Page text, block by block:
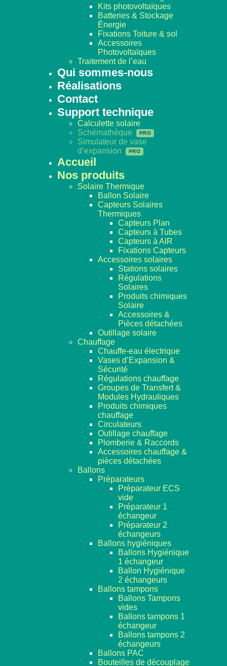
Kits photovoltaïques
Batteries & Stockage
Énergie
Fixations Toiture & sol
Accessoires
Photovoltaïques
Traitement de l’eau
Qui sommes-nous
Réalisations
Contact
Support technique
Calculette solaire
Schémathèque
Simulateur de vase
d’expansion
Accueil
Nos produits
Solaire Thermique
Ballon Solaire
Capteurs Solaires
Thermiques
Capteurs Plan
Capteurs à Tubes
Capteurs à AIR
Fixations Capteurs
Accessoires solaires
Stations solaires
Régulations
Solaires
Produits chimiques
Solaire
Accessoires &
Pièces détachées
Outillage solaire
Chauffage
Chauffe-eau électrique
Vases d’Expansion &
Sécurité
Régulations chauffage
Groupes de Transfert &
Modules Hydrauliques
Produits chimiques
chauffage
Circulateurs
Outillage chauffage
Plomberie & Raccords
Accessoires chauffage &
pièces détachées
Ballons
Préparateurs
Préparateur ECS
vide
Préparateur 1
échangeur
Préparateur 2
échangeurs
Ballons hygiéniques
Ballons Hygiénique
1 échangeur
Ballon Hygiénique
2 échangeurs
Ballons tampons
Ballons Tampons
vides
Ballons tampons 1
échangeur
Ballons tampons 2
échangeurs
Ballons PAC
Bouteilles de découplage